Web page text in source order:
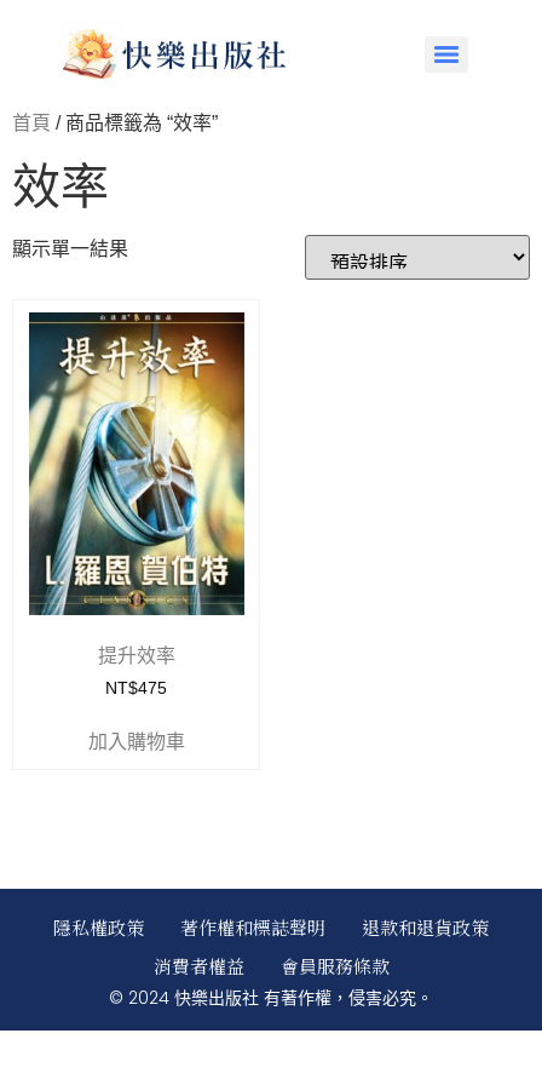
首頁 / 商品標籤為 “效率”
效率
顯示單一結果
提升效率
NT$475
加入購物車
隱私權政策 著作權和標誌聲明
退款和退貨政策
消費者權益
會員服務條款
© 2024 快樂出版社 有著作權，侵害必究。